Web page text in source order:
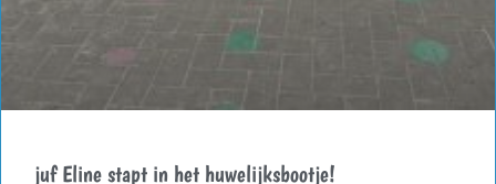
juf Eline stapt in het huwelijksbootje!